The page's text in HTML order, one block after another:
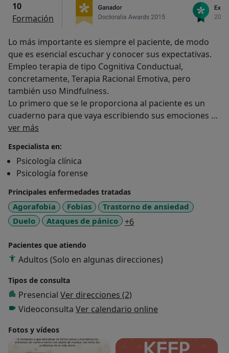
10
Formación
Lo más importante es siempre el paciente, de modo
que es esencial escuchar y conocer sus expectativas.
Empleo terapia de tipo Cognitiva Conductual,
concretamente, Terapia Racional Emotiva, pero
también uso Mindfulness.
Lo primero que se le proporciona al paciente es un
cuaderno para que vaya escribiendo sus emociones y
cómo se va sintiendo a lo largo del proceso.
sucede sino que también hacemos "deberes" con el fin
de practicar y afianzar nuevas habilidades.
La primera consulta es gratuita porque es
fundamental conocernos y saber si estamos bien
entre nosotros. Hay que tener en cuenta que
trabajamos con "material muy sensible" y es
importante tener una buena relación.
charlemos.
ver más
Especialista en:
Psicología clínica
Psicología forense
Principales enfermedades tratadas
Agorafobia Fobias
Trastorno de ansiedad
Duelo
Ataques de pánico +6a11y_sr_more_diseases
Pacientes que atiendo
Adultos (Solo en algunas direcciones)
Tipos de consulta
Presencial Ver direcciones (2)
Videoconsulta Ver calendario online
Fotos y vídeos